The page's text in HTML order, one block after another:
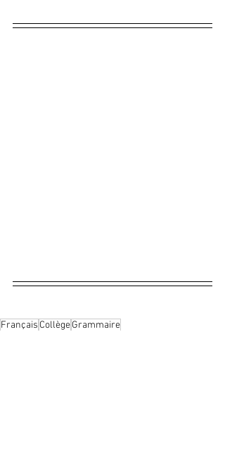
Français CollègeGrammaire